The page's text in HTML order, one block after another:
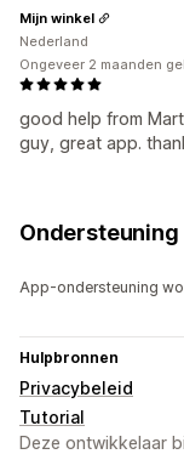
good help from
guy, great app.
Mijn winkel
Nederland
Ongeveer 2 maanden
Ondersteuning
App-ondersteuning
Hulpbronnen
Privacybeleid
Tutorial
Deze ontwikkelaar